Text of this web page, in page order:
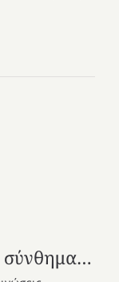
σύνθημα…